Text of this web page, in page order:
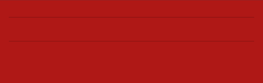
realizará nova edição da Feira